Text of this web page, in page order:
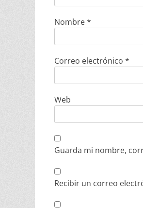
Nombre*
Correo electrónico *
Web
Guarda mi nombre,
Recibir un correo